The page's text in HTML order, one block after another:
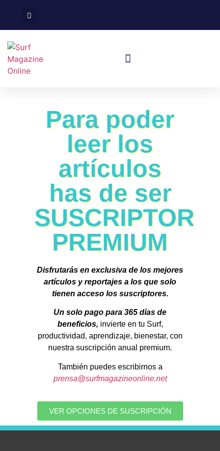
Para poder
leer los
artículos
has de ser
SUSCRIPTOR
PREMIUM
Disfrutarás en exclusiva de los mejores
artículos y reportajes a los que solo
tienen acceso los suscriptores.
Un solo pago para 365 días de
beneficios, invierte en tu Surf,
productividad, aprendizaje, bienestar, con
nuestra suscripción anual premium.
También puedes escribirnos a
prensa@surfmagazineonline.net
VER OPCIONES DE SUSCRIPCIÓN